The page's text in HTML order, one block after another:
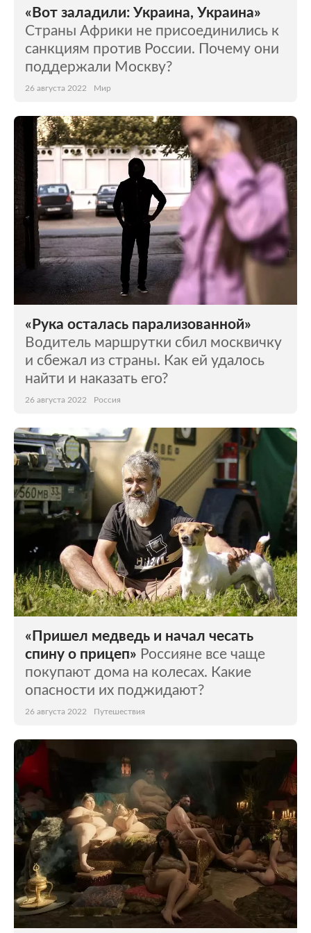
«Вот заладили: Украина, Украина»
Страны Африки не присоединились к
санкциям против России. Почему они
поддержали Москву?
26 августа 2022 Мир
«Рука осталась парализованной»
Водитель маршрутки сбил москвичку
и сбежал из страны. Как ей удалось
найти и наказать его?
26 августа 2022 Россия
«Пришел медведь и начал чесать
спину о прицеп» Россияне все чаще
покупают дома на колесах. Какие
опасности их поджидают?
26 августа 2022 Путешествия